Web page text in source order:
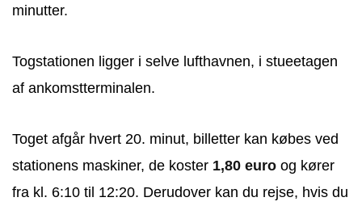
minutter.
Togstationen ligger i selve lufthavnen, i stueetagen
af ankomstterminalen.
Toget afgår hvert 20. minut, billetter kan købes ved
stationens maskiner, de koster 1,80 euro og kører
fra kl. 6:10 til 12:20. Derudover kan du rejse, hvis du